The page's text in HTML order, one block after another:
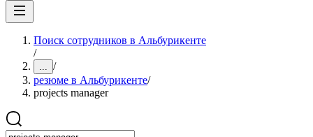
Поиск сотрудников в Альбурикенте
/
... /
резюме в Альбурикенте/
projects manager